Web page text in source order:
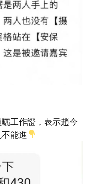
工作證，表示趙今
能進